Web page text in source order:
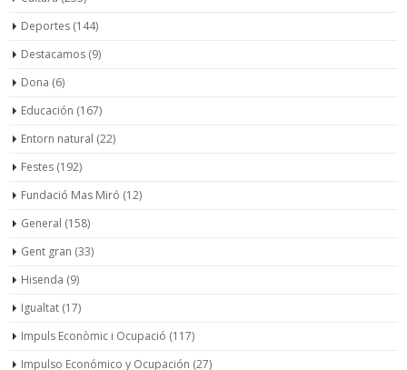
Deportes (144)
Destacamos (9)
Dona (6)
Educación (167)
Entorn natural (22)
Festes (192)
Fundació Mas Miró (12)
General (158)
Gent gran (33)
Hisenda (9)
Igualtat (17)
Impuls Econòmic i Ocupació (117)
Impulso Económico y Ocupación (27)